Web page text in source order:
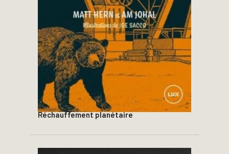
Réchauffement planétaire